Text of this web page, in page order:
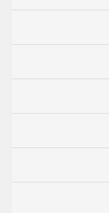
عقيل